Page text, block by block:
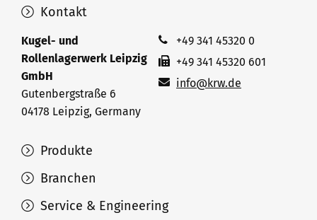
Produkte
Branchen
Service & Engineering
Kontakt
Kugel- und
Rollenlagerwerk Leipzig
GmbH
Gutenbergstraße 6
04178 Leipzig, Germany
+49 341 45320 0
+49 341 45320 601
info@krw.de